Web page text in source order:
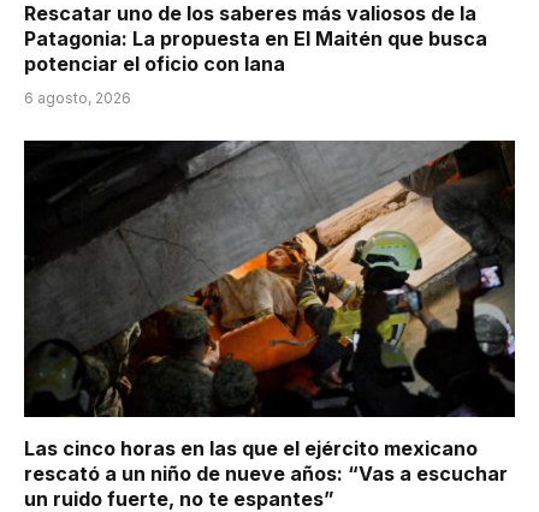
Rescatar uno de los saberes más valiosos de la
Patagonia: La propuesta en El Maitén que busca
potenciar el oficio con lana
6 agosto, 2026
Las cinco horas en las que el ejército mexicano
rescató a un niño de nueve años: “Vas a escuchar
un ruido fuerte, no te espantes”